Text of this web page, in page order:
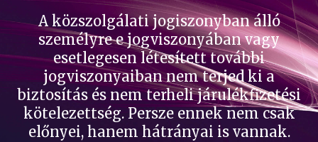
A közszolgálati jogiszonyban álló
személyre e jogviszonyában vagy
esetlegesen létesített további
jogviszonyaiban nem terjed ki a
biztosítás és nem terheli járulékfizetési
kötelezettség. Persze ennek nem csak
előnyei, hanem hátrányai is vannak.